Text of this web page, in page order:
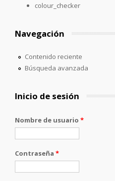
colour_checker
Navegación
Contenido reciente
Búsqueda avanzada
Inicio de sesión
Nombre de usuario *
Contraseña *